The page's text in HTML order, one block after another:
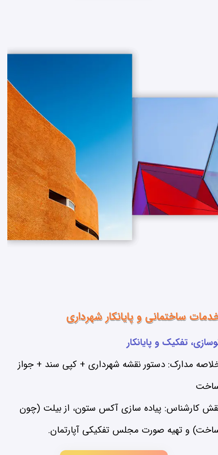
ساختمانی و پایانکار شهرداری
تفکیک و پایانکار
مدارک: دستور نقشه شهرداری + کپی سند + جواز
کارشناس: پیاده سازی آکس ستون، از بیلت (چون
و تهیه صورت مجلس تفکیکی آپارتمان.